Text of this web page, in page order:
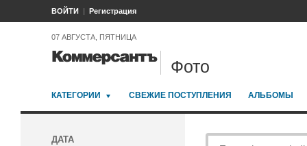
ВОЙТИ Регистрация
07 АВГУСТА, ПЯТНИЦА
Фото
КАТЕГОРИИ СВЕЖИЕ ПОСТУПЛЕНИЯ АЛЬБОМЫ
ДАТА